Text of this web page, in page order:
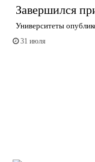
Завершился
Университеты
31 июля